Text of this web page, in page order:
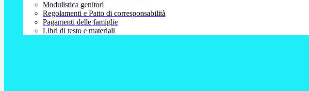
Modulistica genitori
Regolamenti e Patto di corresponsabilità
Pagamenti delle famiglie
Libri di testo e materiali